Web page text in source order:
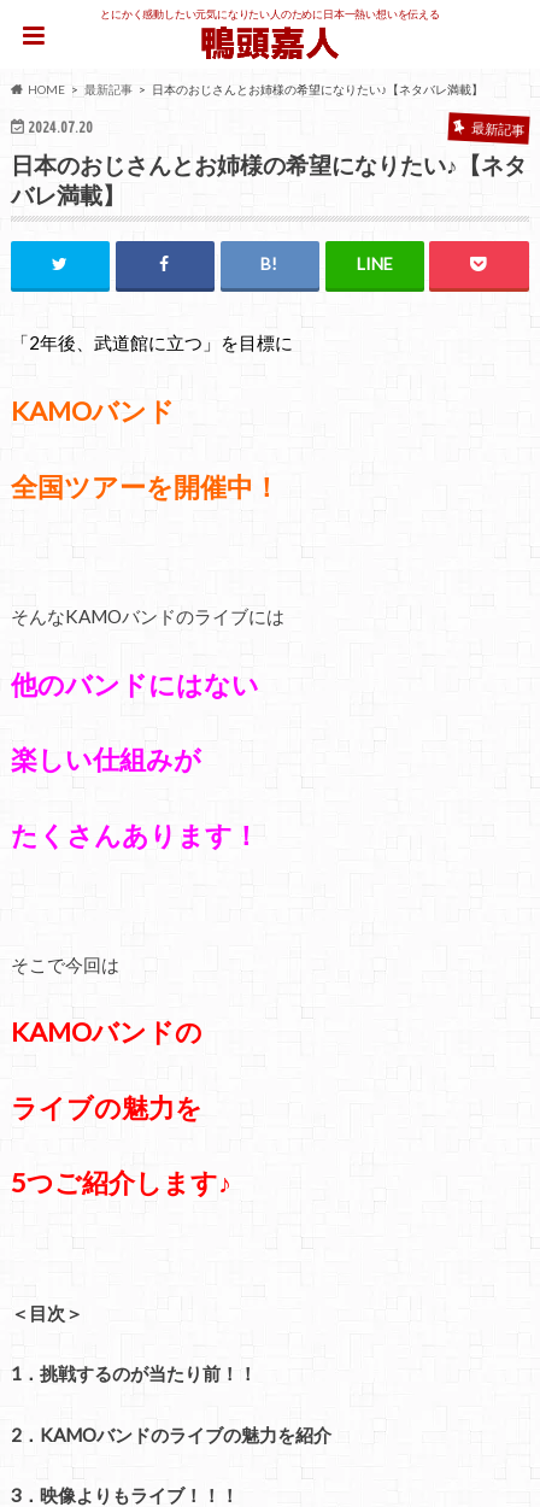
とにかく感動したい元気になりたい人のために日本一熱い想いを伝える
HOME 最新記事 日本のおじさんとお姉様の希望になりたい♪【ネタバレ満載】
2024.07.20 最新記事
日本のおじさんとお姉様の希望になりたい♪【ネタ
バレ満載】
「2年後、武道館に立つ」を目標に
KAMOバンド
全国ツアーを開催中！
そんなKAMOバンドのライブには
他のバンドにはない
楽しい仕組みが
たくさんあります！
そこで今回は
KAMOバンドの
ライブの魅力を
5つご紹介します♪
＜目次＞
1．挑戦するのが当たり前！！
2．KAMOバンドのライブの魅力を紹介
3．映像よりもライブ！！！